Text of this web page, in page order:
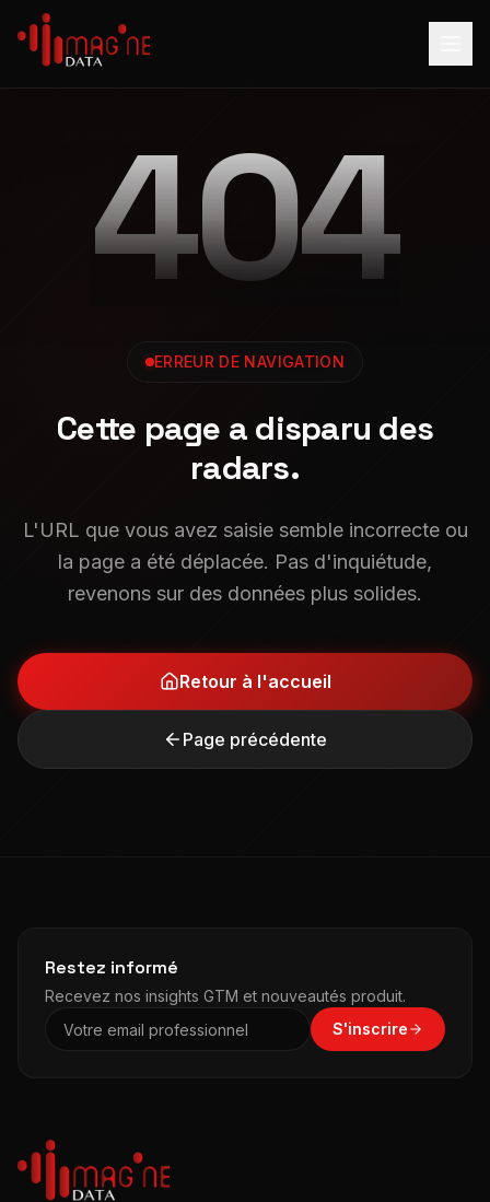
404
ERREUR DE NAVIGATION
Cette page a disparu des
radars.
L'URL que vous avez saisie semble incorrecte ou
la page a été déplacée. Pas d'inquiétude,
revenons sur des données plus solides.
Retour à l'accueil
Page précédente
Restez informé
Recevez nos insights GTM et nouveautés produit.
S'inscrire